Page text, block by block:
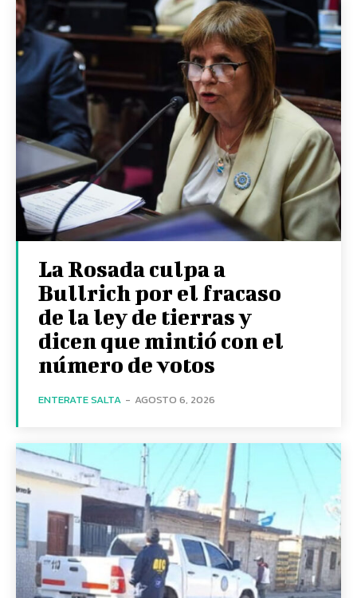
La Rosada culpa a
Bullrich por el fracaso
de la ley de tierras y
dicen que mintió con el
número de votos
ENTERATE SALTA - AGOSTO 6, 2026